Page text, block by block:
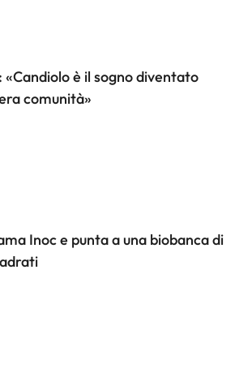
è il sogno diventato
comunità»
Inoc e punta a una biobanca di